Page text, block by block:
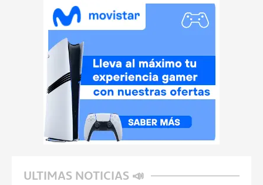
ULTIMAS NOTICIAS 📣